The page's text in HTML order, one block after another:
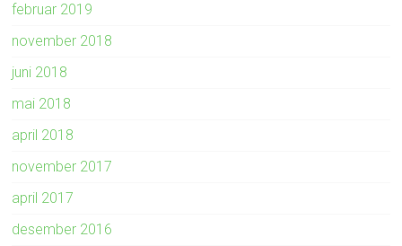
februar 2019
november 2018
juni 2018
mai 2018
april 2018
november 2017
april 2017
desember 2016